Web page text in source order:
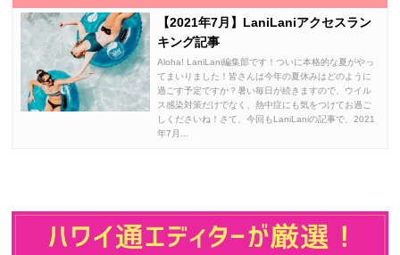
【2021年7月】LaniLaniアクセスラン
キング記事
Aloha! LaniLani編集部です！ついに本格的な夏がやっ
てまいりました！皆さんは今年の夏休みはどのように
過ごす予定ですか？暑い毎日が続きますので、ウイル
ス感染対策だけでなく、熱中症にも気をつけてお過ご
しくださいね！さて、今回もLaniLaniの記事で、2021
年7月...